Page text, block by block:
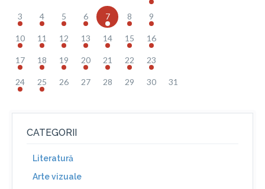
3 4 5 6 7 8 9
10 11 12 13 14 15 16
17 18 19 20 21 22 23
24 25 26 27 28 29 30 31
CATEGORII
Literatură
Arte vizuale